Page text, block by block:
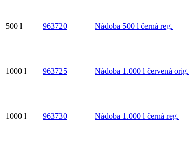
500 l 963720 Nádoba 500 l černá reg.
1000 l 963725 Nádoba 1.000 l červená orig.
1000 l 963730 Nádoba 1.000 l černá reg.